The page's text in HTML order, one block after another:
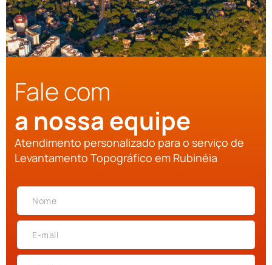
Fale com
a nossa equipe
Atendimento personalizado para o serviço de
Levantamento Topográfico em Rubinéia